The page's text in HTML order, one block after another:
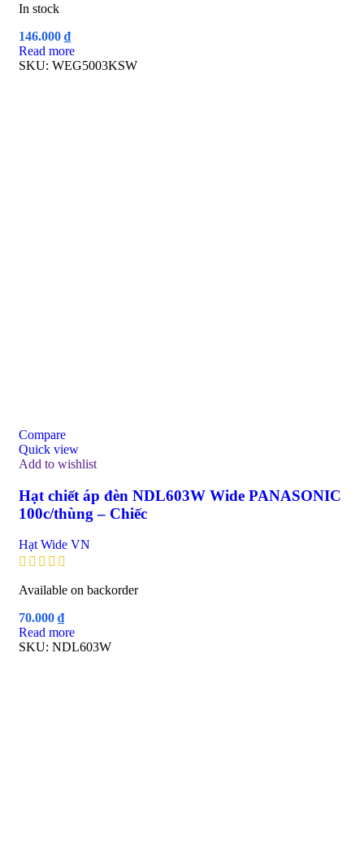
In stock
146.000 ₫
Read more
SKU: WEG5003KSW
Compare
Quick view
Add to wishlist
Hạt chiết áp đèn NDL603W Wide PANASONIC
100c/thùng – Chiếc
Hạt Wide VN
Available on backorder
70.000 ₫
Read more
SKU: NDL603W